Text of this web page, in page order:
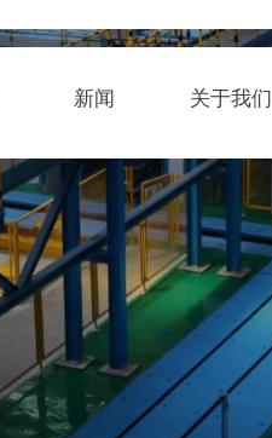
新闻 关于我们